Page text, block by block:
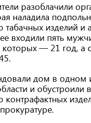
разоблачили
наладила
табачных изделий и
входили пять
— 21 год, а
дом в одном
и обустроили
контрафактных